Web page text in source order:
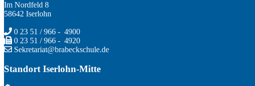
Im Nordfeld 8
58642 Iserlohn
0 23 51 / 966 - 4900
0 23 51 / 966 - 4920
Sekretariat@brabeckschule.de
Standort Iserlohn-Mitte